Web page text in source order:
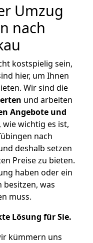
Umzug
nach
kostspielig sein,
hier, um Ihnen
Wir sind die
und arbeiten
Angebote und
wie wichtig es ist,
nach
deshalb setzen
Preise zu bieten.
haben oder ein
besitzen, was
muss.
Lösung für Sie.
kümmern uns